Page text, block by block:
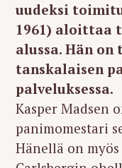
uudeksi
1961) aloittaa
alussa. Hän
tanskalaisen
palveluksessa.
Kasper Madsen
panimomestari
Hänellä on